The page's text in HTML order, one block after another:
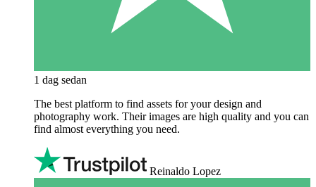
1 dag sedan
The best platform to find assets for your design and
photography work. Their images are high quality and you can
find almost everything you need.
Reinaldo Lopez